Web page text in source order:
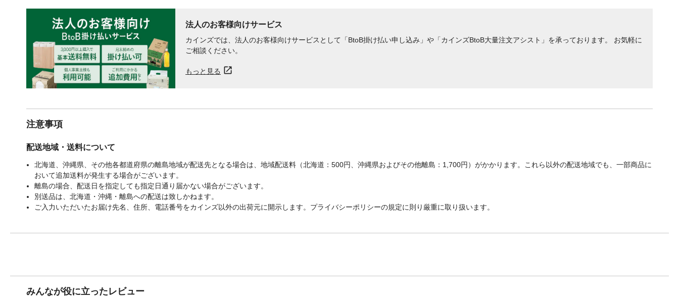
法人のお客様向けサービス
カインズでは、法人のお客様向けサービスとして「BtoB掛け払い申し込み」や「カインズBtoB大量注文アシスト」を承っております。 お気軽に
ご相談ください。
もっと見る
注意事項
配送地域・送料について
北海道、沖縄県、その他各都道府県の離島地域が配送先となる場合は、地域配送料（北海道：500円、沖縄県およびその他離島：1,700円）がかかります。これら以外の配送地域でも、一部商品に
おいて追加送料が発生する場合がございます。
離島の場合、配送日を指定しても指定日通り届かない場合がございます。
別送品は、北海道・沖縄・離島への配送は致しかねます。
ご入力いただいたお届け先名、住所、電話番号をカインズ以外の出荷元に開示します。プライバシーポリシーの規定に則り厳重に取り扱います。
みんなが役に立ったレビュー